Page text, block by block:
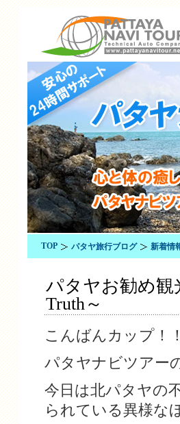
TOP パタヤ旅行ブログ 新着情
パタヤお勧め観
Truth～
こんばんカップ！！
パタヤナビツアー
今日は北パタヤの
られている異様な